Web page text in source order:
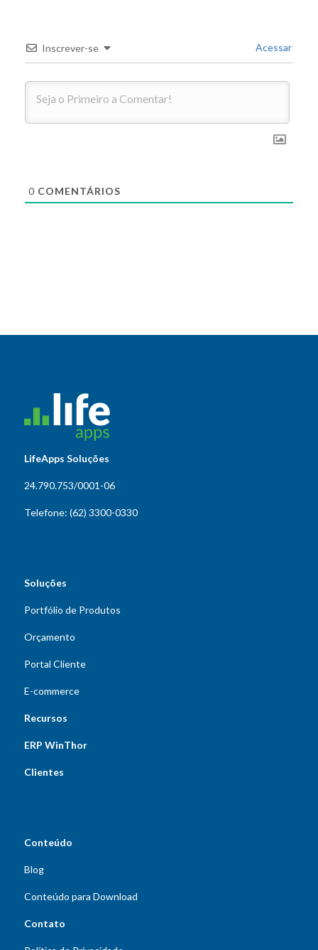
Inscrever-se Acessar
0 COMENTÁRIOS
LifeApps Soluções
24.790.753/0001-06
Telefone: (62) 3300-0330
Soluções
Portfólio de Produtos
Orçamento
Portal Cliente
E-commerce
Recursos
ERP WinThor
Clientes
Conteúdo
Blog
Conteúdo para Download
Contato